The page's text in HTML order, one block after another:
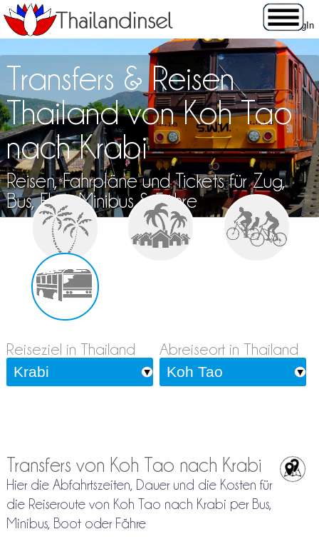
Transfers & Reisen
Thailand von Koh Tao
nach Krabi
Reisen, Fahrpläne und Tickets für Zug,
Bus, Flug, Minibus & Fähre
Reiseziel in Thailand Abreiseort in Thailand
Transfers von Koh Tao nach Krabi
Hier die Abfahrtszeiten, Dauer und die Kosten für
die Reiseroute von Koh Tao nach Krabi per Bus,
Minibus, Boot oder Fähre